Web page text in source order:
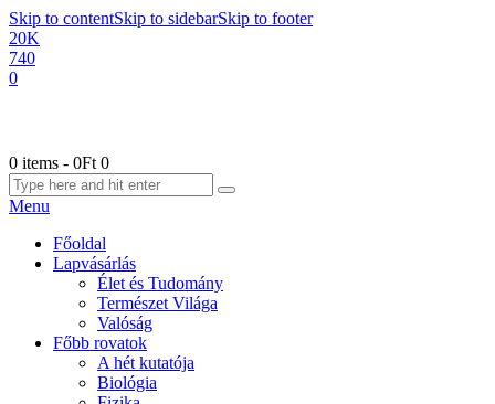
Skip to contentSkip to sidebarSkip to footer
20K
740
0
0 items - 0Ft 0
Menu
Főoldal
Lapvásárlás
Élet és Tudomány
Természet Világa
Valóság
Főbb rovatok
A hét kutatója
Biológia